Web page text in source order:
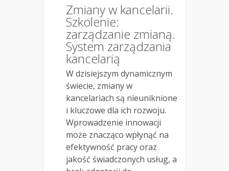
Zmiany w kancelarii.
Szkolenie:
zarządzanie zmianą.
System zarządzania
kancelarią
W dzisiejszym dynamicznym
świecie, zmiany w
kancelariach są nieuniknione
i kluczowe dla ich rozwoju.
Wprowadzenie innowacji
może znacząco wpłynąć na
efektywność pracy oraz
jakość świadczonych usług, a